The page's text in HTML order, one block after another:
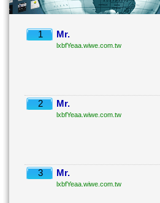
1 Mr.
lxbfYeaa.wiwe.com.tw
2 Mr.
lxbfYeaa.wiwe.com.tw
3 Mr.
lxbfYeaa.wiwe.com.tw